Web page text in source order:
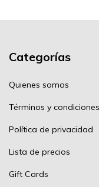
Categorías
Quienes somos
Términos y condiciones
Política de privacidad
Lista de precios
Gift Cards